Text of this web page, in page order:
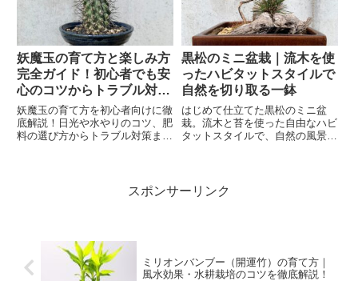
妖魔玉の育て方と楽しみ方
完全ガイド！初心者でも安
心のコツからトラブル対策
まで
妖魔玉の育て方を初心者向けに徹
底解説！日光や水やりのコツ、肥
料の選び方からトラブル対策まで
黒松のミニ盆栽｜流木を使
ったハビタットスタイルで
自然を切り取る一鉢
はじめて仕立てた黒松のミニ盆
栽。流木と苔を使った自由なハビ
タットスタイルで、自然の風景を
スポンサーリンク
ミリオンバンブー（開運竹）の育て方｜
風水効果・水耕栽培のコツを徹底解説！